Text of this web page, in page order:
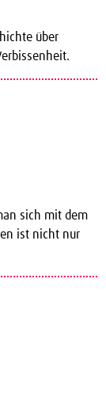
über
sich mit dem
ist nicht nur